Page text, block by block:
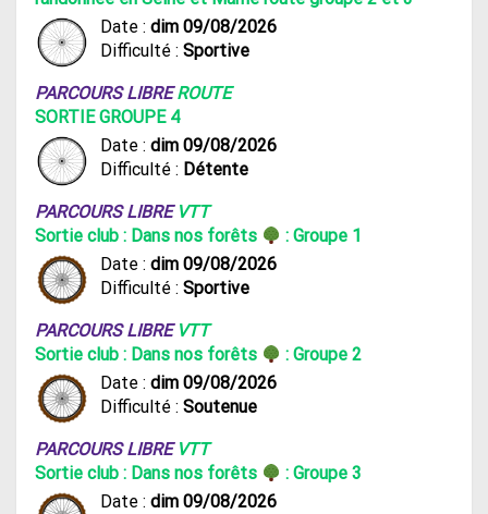
Date : dim 09/08/2026
Difficulté : Sportive
PARCOURS LIBREROUTE
SORTIE GROUPE 4
Date : dim 09/08/2026
Difficulté : Détente
PARCOURS LIBRE VTT
Sortie club : Dans nos forêts
: Groupe 1
Date : dim 09/08/2026
Difficulté : Sportive
PARCOURS LIBRE VTT
Sortie club : Dans nos forêts
: Groupe 2
Date : dim 09/08/2026
Difficulté : Soutenue
PARCOURS LIBRE VTT
Sortie club : Dans nos forêts
: Groupe 3
Date : dim 09/08/2026